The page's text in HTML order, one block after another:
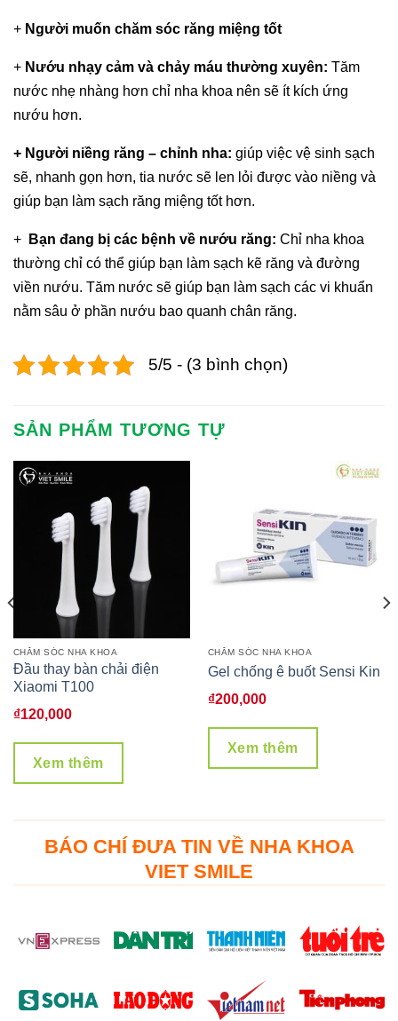
+ Người muốn chăm sóc răng miệng tốt
+ Nướu nhạy cảm và chảy máu thường xuyên: Tăm
nước nhẹ nhàng hơn chỉ nha khoa nên sẽ ít kích ứng
nướu hơn.
+ Người niềng răng – chỉnh nha: giúp việc vệ sinh sạch
sẽ, nhanh gọn hơn, tia nước sẽ len lỏi được vào niềng và
giúp bạn làm sạch răng miệng tốt hơn.
+ Bạn đang bị các bệnh về nướu răng: Chỉ nha khoa
thường chỉ có thể giúp bạn làm sạch kẽ răng và đường
viền nướu. Tăm nước sẽ giúp bạn làm sạch các vi khuẩn
nằm sâu ở phần nướu bao quanh chân răng.
5/5 - (3 bình chọn)
SẢN PHẨM TƯƠNG TỰ
CHĂM SÓC NHA KHOA
Đầu thay bàn chải điện
Xiaomi T100
₫120,000
Xem thêm
CHĂM SÓC NHA KHOA
Gel chống ê buốt Sensi Kin
₫200,000
Xem thêm
BÁO CHÍ ĐƯA TIN VỀ NHA KHOA
VIET SMILE